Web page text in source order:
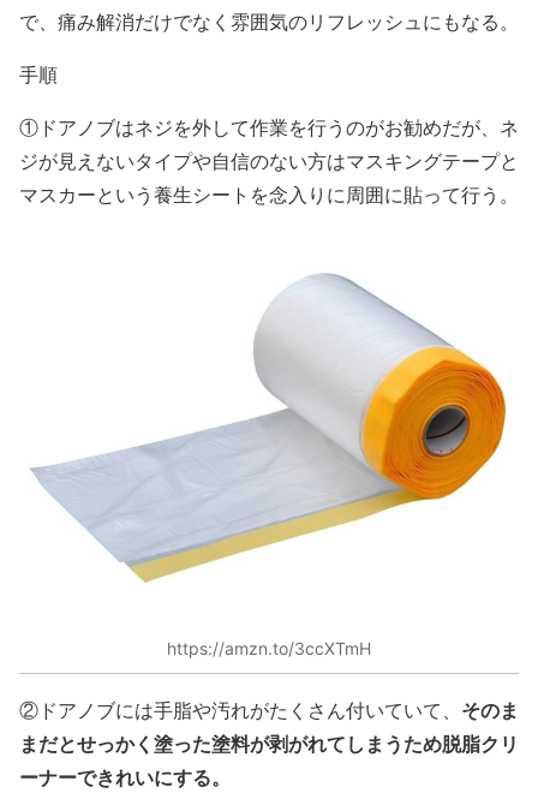
で、痛み解消だけでなく雰囲気のリフレッシュにもなる。
手順
①ドアノブはネジを外して作業を行うのがお勧めだが、ネ
ジが見えないタイプや自信のない方はマスキングテープと
マスカーという養生シートを念入りに周囲に貼って行う。
https://amzn.to/3ccXTmH
②ドアノブには手脂や汚れがたくさん付いていて、 そのま
まだとせっかく塗った塗料が剥がれてしまうため脱脂クリ
ーナーできれいにする。